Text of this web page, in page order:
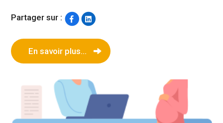
Partager sur :
En savoir plus...